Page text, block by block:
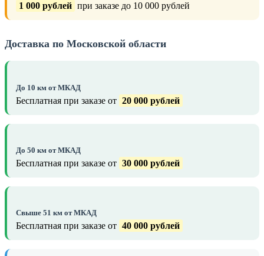
1 000 рублей при заказе до 10 000 рублей
Доставка по Московской области
До 10 км от МКАД
Бесплатная при заказе от 20 000 рублей
До 50 км от МКАД
Бесплатная при заказе от 30 000 рублей
Свыше 51 км от МКАД
Бесплатная при заказе от 40 000 рублей